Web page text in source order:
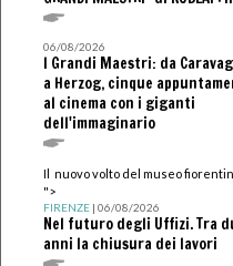
06/08/2026
I Grandi Maestri: da
a Herzog, cinque
al cinema con i giganti
dell'immaginario
Il nuovo volto del museo
">
FIRENZE| 06/08/2026
Nel futuro degli Uffizi. Tra
anni la chiusura dei lavori